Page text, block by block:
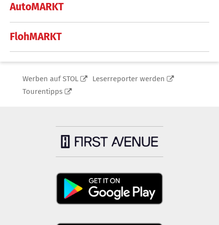
AutoMARKT
FlohMARKT
Werben auf STOL
Leserreporter werden
Tourentipps